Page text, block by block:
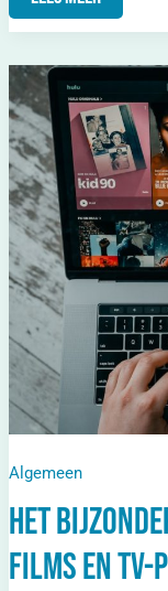
Algemeen
Het
films en tv-
Het
Bijzondere
Talent
Van
Dan
Levy
In
Films
En
Tv-
Programma’s